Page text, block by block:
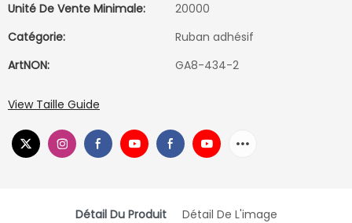
Unité De Vente Minimale:
20000
Catégorie:
Ruban adhésif
ArtNON:
GA8-434-2
View Taille Guide
Détail Du Produit Détail De L'image